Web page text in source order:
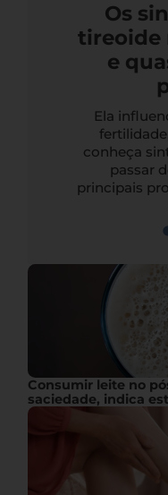
Os
tireoide
e
Ela
conheça
passar
principais
Consumir leite no
saciedade, indica